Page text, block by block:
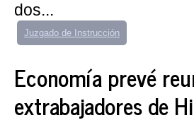
dos...
Juzgado de Instrucción
Economía prevé
extrabajadores de